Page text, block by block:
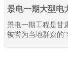
景电一期大型电
景电一期工程是甘
被誉为当地群众的